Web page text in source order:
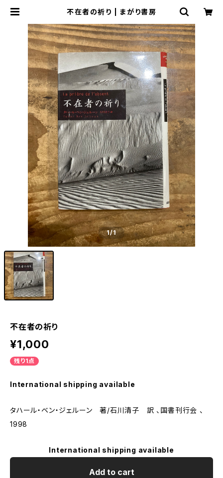
不在者の祈り | まがり書房
1/1
不在者の祈り
¥1,000
残り1点
International shipping available
タハール・ベン・ジェルーン 著/石川清子 訳 、国書刊行会 、
1998
International shipping available
Add to cart